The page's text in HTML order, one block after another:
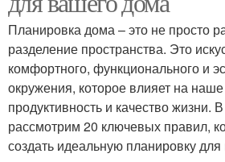
Планировка дома – это не просто
разделение пространства. Это
комфортного, функционального и
окружения, которое влияет на
продуктивность и качество жизни.
рассмотрим 20 ключевых правил,
создать идеальную планировку